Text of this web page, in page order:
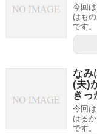
今回
はも
です
なみ
(夫)
きっ
今回
はる
です